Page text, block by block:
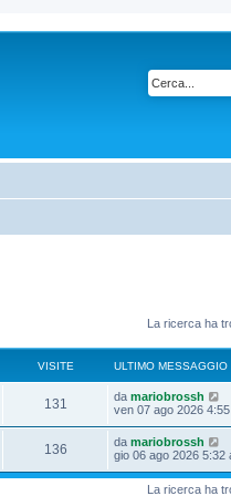
La ricerca ha
VISITE ULTIMO MESSAGGIO
131 da mariobrossh
ven 07 ago 2026
136 da mariobrossh
gio 06 ago 2026 5:32
La ricerca ha